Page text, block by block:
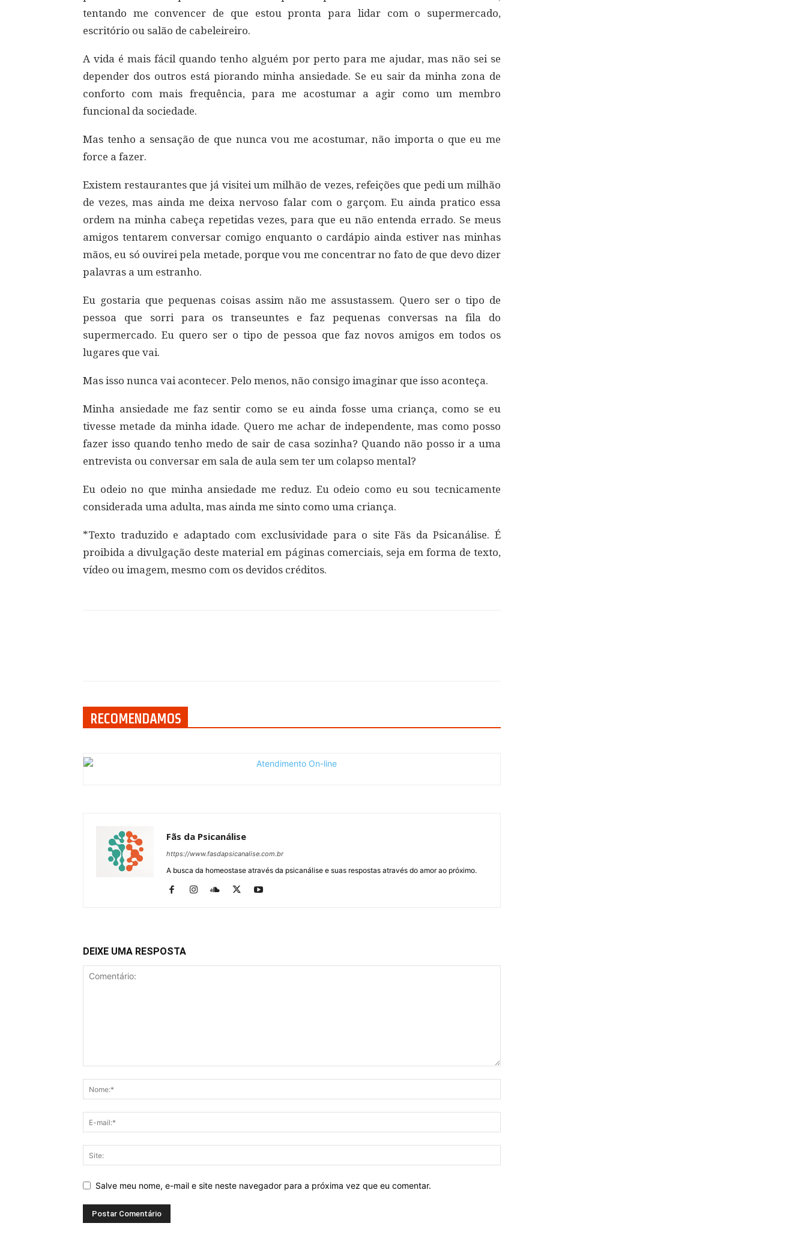
tentando me convencer de que estou pronta para lidar com o supermercado,
escritório ou salão de cabeleireiro.
A vida é mais fácil quando tenho alguém por perto para me ajudar, mas não sei se
depender dos outros está piorando minha ansiedade. Se eu sair da minha zona de
conforto com mais frequência, para me acostumar a agir como um membro
funcional da sociedade.
Mas tenho a sensação de que nunca vou me acostumar, não importa o que eu me
force a fazer.
Existem restaurantes que já visitei um milhão de vezes, refeições que pedi um milhão
de vezes, mas ainda me deixa nervoso falar com o garçom. Eu ainda pratico essa
ordem na minha cabeça repetidas vezes, para que eu não entenda errado. Se meus
amigos tentarem conversar comigo enquanto o cardápio ainda estiver nas minhas
mãos, eu só ouvirei pela metade, porque vou me concentrar no fato de que devo dizer
palavras a um estranho.
Eu gostaria que pequenas coisas assim não me assustassem. Quero ser o tipo de
pessoa que sorri para os transeuntes e faz pequenas conversas na fila do
supermercado. Eu quero ser o tipo de pessoa que faz novos amigos em todos os
lugares que vai.
Mas isso nunca vai acontecer. Pelo menos, não consigo imaginar que isso aconteça.
Minha ansiedade me faz sentir como se eu ainda fosse uma criança, como se eu
tivesse metade da minha idade. Quero me achar de independente, mas como posso
fazer isso quando tenho medo de sair de casa sozinha? Quando não posso ir a uma
entrevista ou conversar em sala de aula sem ter um colapso mental?
Eu odeio no que minha ansiedade me reduz. Eu odeio como eu sou tecnicamente
considerada uma adulta, mas ainda me sinto como uma criança.
*Texto traduzido e adaptado com exclusividade para o site Fãs da Psicanálise. É
proibida a divulgação deste material em páginas comerciais, seja em forma de texto,
vídeo ou imagem, mesmo com os devidos créditos.
RECOMENDAMOS
Fãs da Psicanálise
https://www.fasdapsicanalise.com.br
A busca da homeostase através da psicanálise e suas respostas através do amor ao próximo.
DEIXE UMA RESPOSTA
Salve meu nome, e-mail e site neste navegador para a próxima vez que eu comentar.